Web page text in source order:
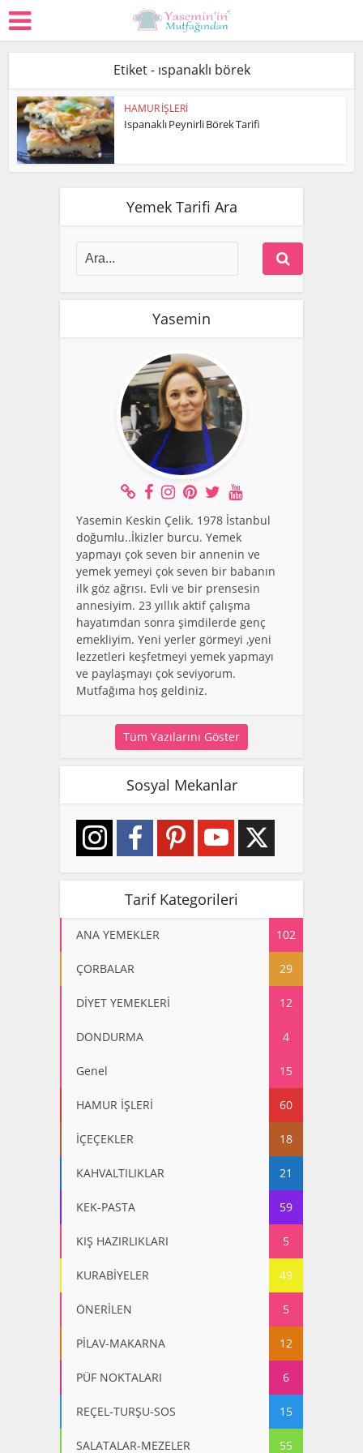
Etiket - ıspanaklı börek
HAMUR İŞLERİ
Ispanaklı Peynirli Börek Tarifi
Yemek Tarifi Ara
Yasemin
Yasemin Keskin Çelik. 1978 İstanbul
doğumlu..İkizler burcu. Yemek
yapmayı çok seven bir annenin ve
yemek yemeyi çok seven bir babanın
ilk göz ağrısı. Evli ve bir prensesin
annesiyim. 23 yıllık aktif çalışma
hayatımdan sonra şimdilerde genç
emekliyim. Yeni yerler görmeyi ,yeni
lezzetleri keşfetmeyi yemek yapmayı
ve paylaşmayı çok seviyorum.
Mutfağıma hoş geldiniz.
Tüm Yazılarını Göster
Sosyal Mekanlar
Tarif Kategorileri
ANA YEMEKLER 102
ÇORBALAR 29
DİYET YEMEKLERİ 12
DONDURMA 4
Genel 15
HAMUR İŞLERİ 60
İÇEÇEKLER 18
KAHVALTILIKLAR 21
KEK-PASTA 59
KIŞ HAZIRLIKLARI 5
KURABİYELER 49
ÖNERİLEN 5
PİLAV-MAKARNA 12
PÜF NOKTALARI 6
REÇEL-TURŞU-SOS 15
SALATALAR-MEZELER 55